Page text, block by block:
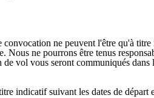
ne peuvent l'être qu'à
ne pourrons être tenus
vol vous seront communiqués dans
indicatif suivant les dates de